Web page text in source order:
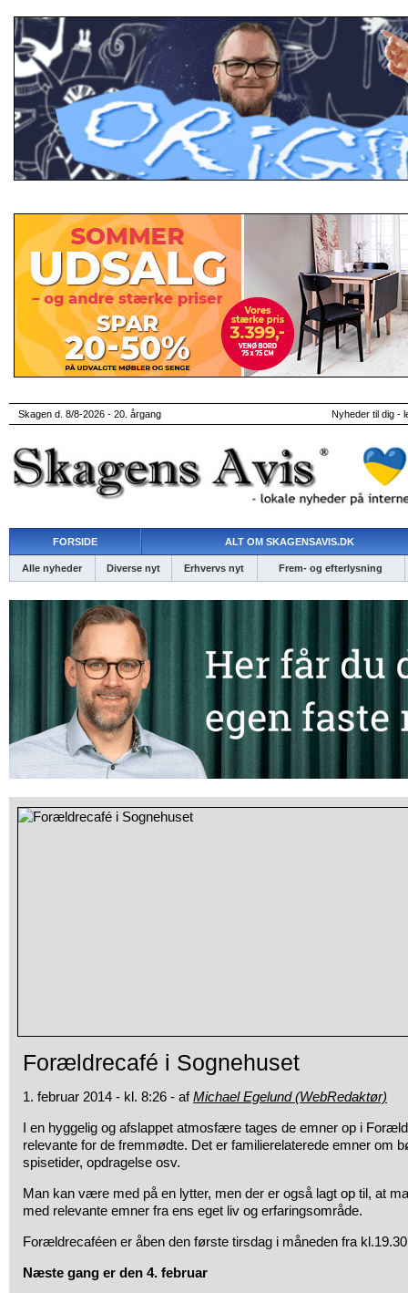
Skagen d. 8/8-2026 - 20. årgang Nyheder til dig -
FORSIDE ALT OM SKAGENSAVIS.DK
Alle nyheder Diverse nyt Erhvervs nyt Frem- og efterlysning
Forældrecafé i Sognehuset
1. februar 2014 - kl. 8:26 - afMichael Egelund (WebRedaktør)
I en hyggelig og afslappet atmosfære tages de emner op i
relevante for de fremmødte. Det er familierelaterede emner om
spisetider, opdragelse osv.
Man kan være med på en lytter, men der er også lagt op til, at
med relevante emner fra ens eget liv og erfaringsområde.
Forældrecaféen er åben den første tirsdag i måneden fra
Næste gang er den 4. februar